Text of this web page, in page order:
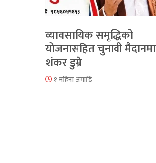
व्यावसायिक समृद्धिको
योजनासहित चुनावी मैदानमा
शंकर डुम्रे
१ महिना अगाडि